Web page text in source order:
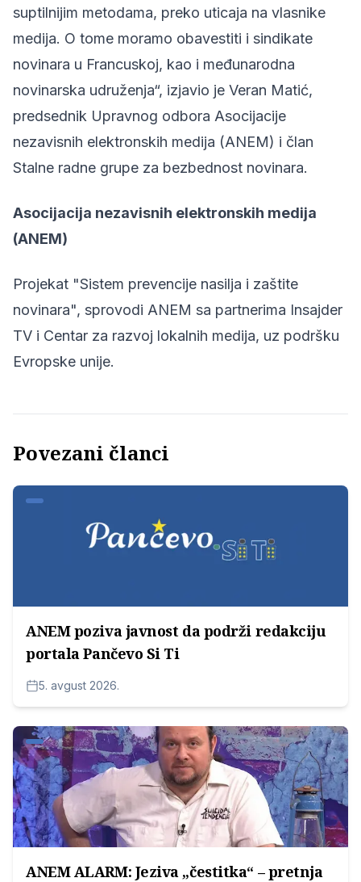
suptilnijim metodama, preko uticaja na vlasnike
medija. O tome moramo obavestiti i sindikate
novinara u Francuskoj, kao i međunarodna
novinarska udruženja“, izjavio je Veran Matić,
predsednik Upravnog odbora Asocijacije
nezavisnih elektronskih medija (ANEM) i član
Stalne radne grupe za bezbednost novinara.
Asocijacija nezavisnih elektronskih medija
(ANEM)
Projekat "Sistem prevencije nasilja i zaštite
novinara", sprovodi ANEM sa partnerima Insajder
TV i Centar za razvoj lokalnih medija, uz podršku
Evropske unije.
Povezani članci
ANEM poziva javnost da podrži redakciju
portala Pančevo Si Ti
5. avgust 2026.
ANEM ALARM: Jeziva „čestitka“ – pretnja